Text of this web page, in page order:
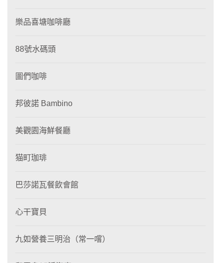
樂品喜塘咖啡廳
88號水碼頭
圖們咖啡
邦彼諾 Bambino
美觀園海鮮餐廳
猫町珈琲
巴莎諾瓦餐飲會館
心干寶貝
九如營養三明治（常一嚐）